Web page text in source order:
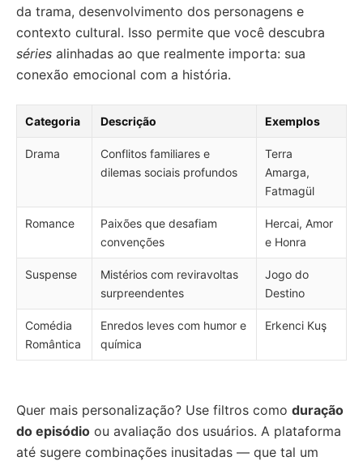
da trama, desenvolvimento dos personagens e
contexto cultural. Isso permite que você descubra
séries alinhadas ao que realmente importa: sua
conexão emocional com a história.
Categoria Descrição Exemplos
Drama
Conflitos familiares e
dilemas sociais profundos
Terra
Amarga,
Fatmagül
Romance
Paixões que desafiam
convenções
Hercai, Amor
e Honra
Suspense
Mistérios com reviravoltas
surpreendentes
Jogo do
Destino
Comédia
Romântica
Enredos leves com humor e
química
Erkenci Kuş
Quer mais personalização? Use filtros como duração
do episódio ou avaliação dos usuários. A plataforma
até sugere combinações inusitadas — que tal um